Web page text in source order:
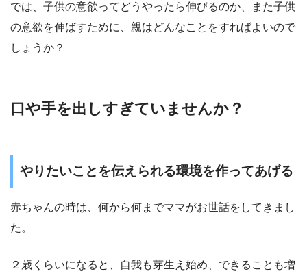
では、子供の意欲ってどうやったら伸びるのか、また子供
の意欲を伸ばすために、親はどんなことをすればよいので
しょうか？
口や手を出しすぎていませんか？
やりたいことを伝えられる環境を作ってあげる
赤ちゃんの時は、何から何までママがお世話をしてきまし
た。
２歳くらいになると、自我も芽生え始め、できることも増